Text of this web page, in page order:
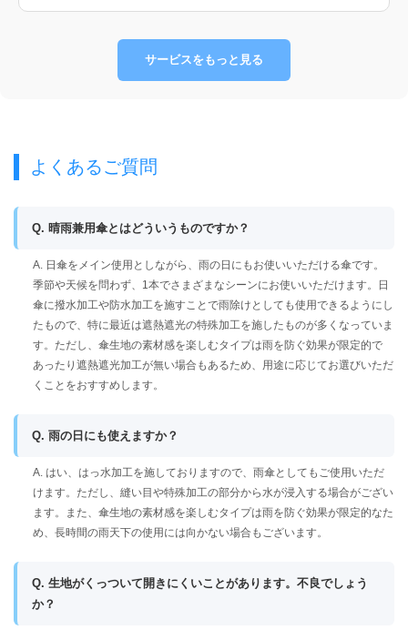
サービスをもっと見る
よくあるご質問
Q. 晴雨兼用傘とはどういうものですか？
A. 日傘をメイン使用としながら、雨の日にもお使いいただける傘です。
季節や天候を問わず、1本でさまざまなシーンにお使いいただけます。日
傘に撥水加工や防水加工を施すことで雨除けとしても使用できるようにし
たもので、特に最近は遮熱遮光の特殊加工を施したものが多くなっていま
す。ただし、傘生地の素材感を楽しむタイプは雨を防ぐ効果が限定的で
あったり遮熱遮光加工が無い場合もあるため、用途に応じてお選びいただ
くことをおすすめします。
Q. 雨の日にも使えますか？
A. はい、はっ水加工を施しておりますので、雨傘としてもご使用いただ
けます。ただし、縫い目や特殊加工の部分から水が浸入する場合がござい
ます。また、傘生地の素材感を楽しむタイプは雨を防ぐ効果が限定的なた
め、長時間の雨天下の使用には向かない場合もございます。
Q. 生地がくっついて開きにくいことがあります。不良でしょう
か？